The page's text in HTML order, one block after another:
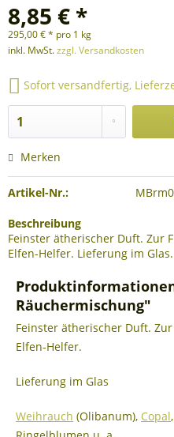
8,85 € *
295,00 € * pro 1 kg
inkl. MwSt.zzgl. Versandkosten
Sofort versandfertig,
Merken
Artikel-Nr.:
Beschreibung
Feinster ätherischer Duft. Zur
Elfen-Helfer. Lieferung im
Räuchermischung"
Feinster ätherischer Duft.
Elfen-Helfer.
Lieferung im Glas
Weihrauch (Olibanum), Copal